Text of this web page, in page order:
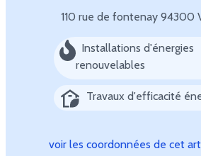
110 rue de fontenay 94300
Installations d'énergies
renouvelables
Travaux d'efficacité
voir les coordonnées de cet